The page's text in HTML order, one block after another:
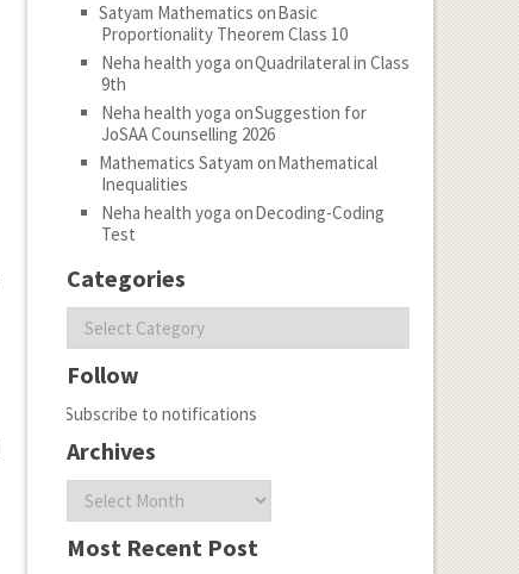
Satyam Mathematics onBasic
Proportionality Theorem Class 10
Neha health yoga onQuadrilateral in Class
9th
Neha health yoga onSuggestion for
JoSAA Counselling 2026
Mathematics Satyam onMathematical
Inequalities
Neha health yoga onDecoding-Coding
Test
Categories
Categories
Follow
Subscribe to notifications
Archives
Archives
Most Recent Post